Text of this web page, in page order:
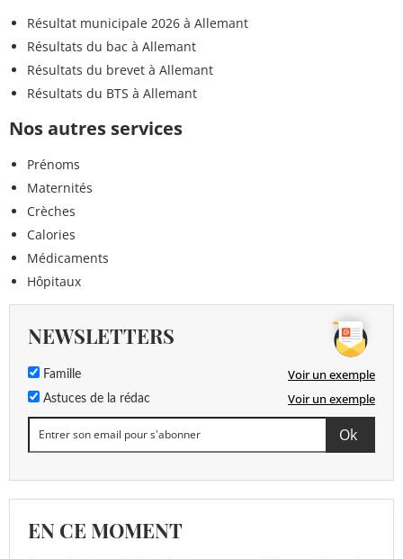
Résultat municipale 2026 à Allemant
Résultats du bac à Allemant
Résultats du brevet à Allemant
Résultats du BTS à Allemant
Nos autres services
Prénoms
Maternités
Crèches
Calories
Médicaments
Hôpitaux
NEWSLETTERS
Famille Voir un exemple
Astuces de la rédac Voir un exemple
EN CE MOMENT